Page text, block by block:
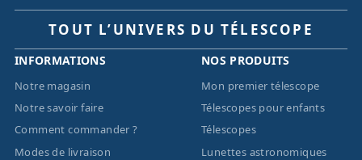
TOUT L’UNIVERS DU TÉLESCOPE
INFORMATIONS
Notre magasin
Notre savoir faire
Comment commander ?
Modes de livraison
NOS PRODUITS
Mon premier télescope
Télescopes pour enfants
Télescopes
Lunettes astronomiques